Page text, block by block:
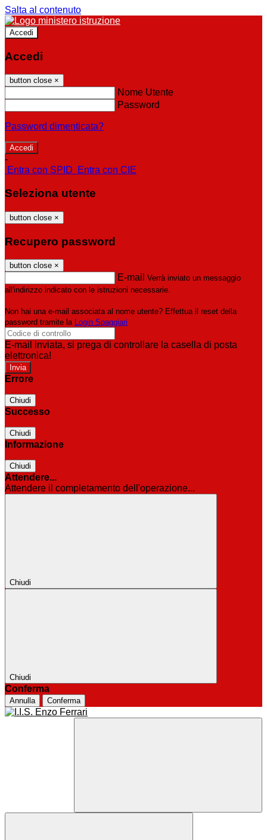
Salta al contenuto
Accedi
Accedi
button close ×
Nome Utente
Password
Password dimenticata?
-
Entra con SPID
Entra con CIE
Seleziona utente
button close ×
Recupero password
button close ×
E-mail Verrà inviato un messaggio
all'indirizzo indicato con le istruzioni necessarie.
Non hai una e-mail associata al nome utente? Effettua il reset della
password tramite la Login Spaggiari
E-mail inviata, si prega di controllare la casella di posta
elettronica!
Errore
Chiudi
Successo
Chiudi
Informazione
Chiudi
Attendere...
Attendere il completamento dell'operazione...
Chiudi
Chiudi
Conferma
Annulla Conferma